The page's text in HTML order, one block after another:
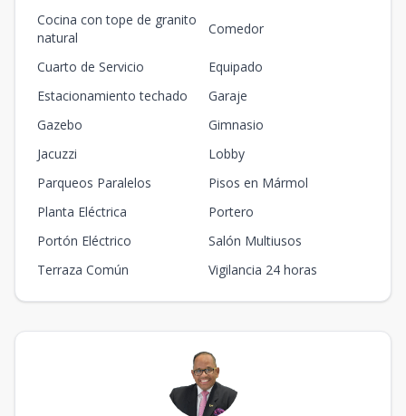
Cocina con tope de granito
natural
Comedor
Cuarto de Servicio
Equipado
Estacionamiento techado
Garaje
Gazebo
Gimnasio
Jacuzzi
Lobby
Parqueos Paralelos
Pisos en Mármol
Planta Eléctrica
Portero
Portón Eléctrico
Salón Multiusos
Terraza Común
Vigilancia 24 horas